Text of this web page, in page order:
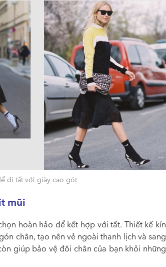
đi tất với giày cao gót
mũi
hoàn hảo để kết hợp với tất. Thiết kế kín
chân, tạo nên vẻ ngoài thanh lịch và sang
giúp bảo vệ đôi chân của bạn khỏi những